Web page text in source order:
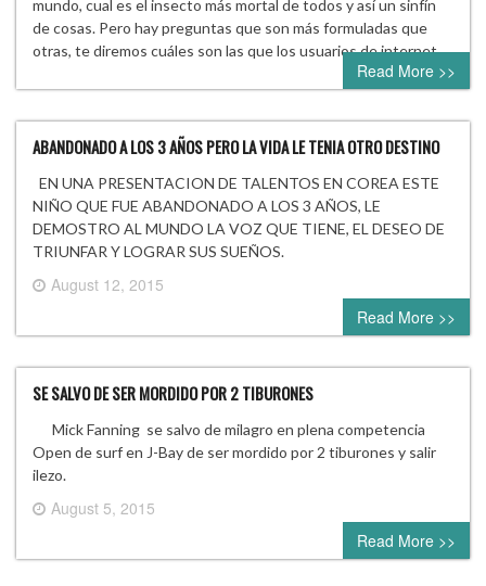
mundo, cual es el insecto más mortal de todos y así un sinfín
de cosas. Pero hay preguntas que son más formuladas que
otras, te diremos cuáles son las que los usuarios de internet…
Read More >>
ABANDONADO A LOS 3 AÑOS PERO LA VIDA LE TENIA OTRO DESTINO
EN UNA PRESENTACION DE TALENTOS EN COREA ESTE
NIÑO QUE FUE ABANDONADO A LOS 3 AÑOS, LE
DEMOSTRO AL MUNDO LA VOZ QUE TIENE, EL DESEO DE
TRIUNFAR Y LOGRAR SUS SUEÑOS.
August 12, 2015
0 comment
Read More >>
SE SALVO DE SER MORDIDO POR 2 TIBURONES
Mick Fanning se salvo de milagro en plena competencia
Open de surf en J-Bay de ser mordido por 2 tiburones y salir
ilezo.
August 5, 2015
0 comment
Read More >>